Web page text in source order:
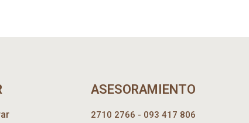
ASESORAMIENTO
2710 2766 - 093 417 806